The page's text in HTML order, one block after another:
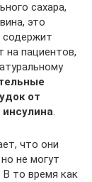
сахара,
это
содержит
на пациентов,
от
.
что они
не могут
В то время как